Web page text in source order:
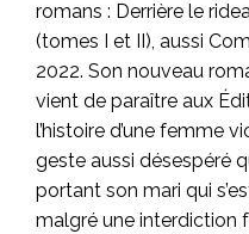
romans : Derrière le
(tomes I et II), aussi
2022. Son nouveau
vient de paraître aux
l’histoire d’une femme
geste aussi désespéré
portant son mari qui
malgré une interdiction